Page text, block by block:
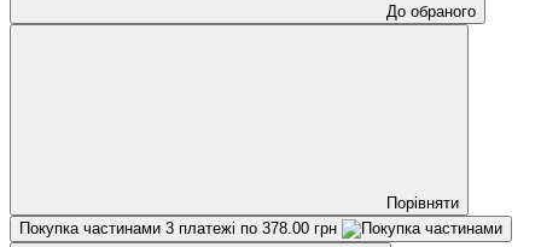
До обраного
Порівняти
Покупка частинами 3 платежі по 378.00 грн